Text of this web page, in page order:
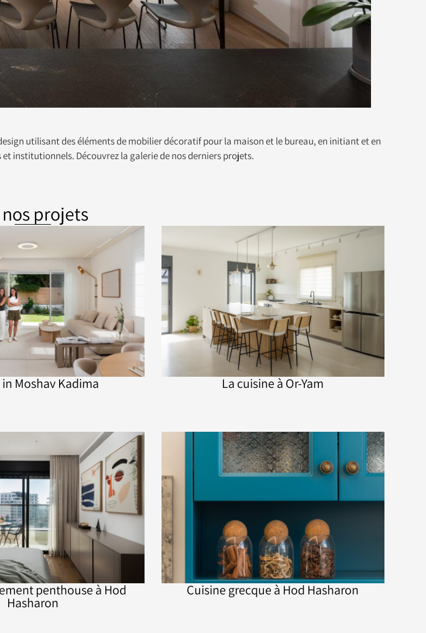
utilisant des éléments de mobilier décoratif pour la maison et le bureau, en initiant et en
institutionnels. Découvrez la galerie de nos derniers projets.
nos projets
in Moshav Kadima La cuisine à Or-Yam
penthouse à Hod
Hasharon
Cuisine grecque à Hod Hasharon